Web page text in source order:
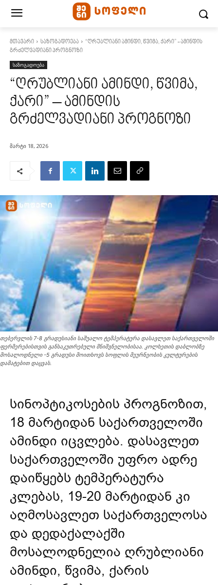
მთავარი საზოგადოება
“ღრუბლიანი ამინდი, წვიმა, ქარი” - ამინდის
გრძელვადიანი პროგნოზი
საზოგადოება
“ღრუბლიანი ამინდი, წვიმა,
ქარი” – ამინდის
გრძელვადიანი პროგნოზი
მარტი 18, 2026
თებერვლის 7-8 გრადუსიანი საშუალო ტემპერატურა დასავლეთ საქართველოში
ფერმერებისთვის განსაკუთრებული მნიშვნელობისაა. კოლხეთის დაბლობზე
მოსალოდნელი -5 გრადუსი მოითხოვს სოფლის მეურნეობის კულტურების
დამატებით დაცვას.
სინოპტიკოსების პროგნოზით,
18 მარტიდან საქართველოში
ამინდი იცვლება. დასავლეთ
საქართველოში უფრო ადრე
დაიწყებს ტემპერატურა
კლებას, 19-20 მარტიდან კი
აღმოსავლეთ საქართველოსა
და დედაქალაქში
მოსალოდნელია ღრუბლიანი
ამინდი, წვიმა, ქარის